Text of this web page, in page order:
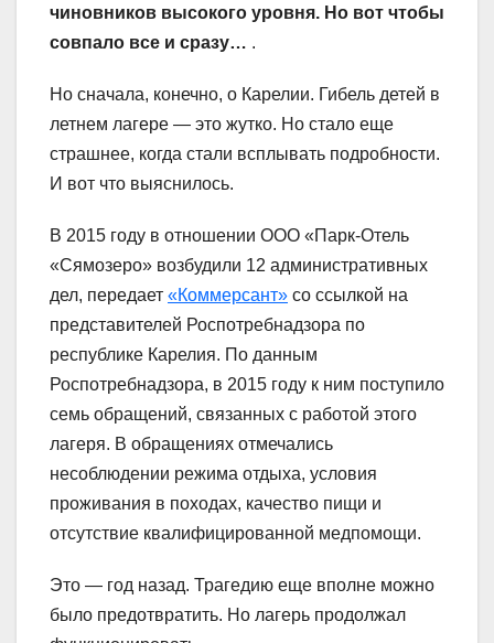
чиновников высокого уровня. Но вот чтобы
совпало все и сразу… .
Но сначала, конечно, о Карелии. Гибель детей в
летнем лагере — это жутко. Но стало еще
страшнее, когда стали всплывать подробности.
И вот что выяснилось.
В 2015 году в отношении ООО «Парк-Отель
«Сямозеро» возбудили 12 административных
дел, передает «Коммерсант» со ссылкой на
представителей Роспотребнадзора по
республике Карелия. По данным
Роспотребнадзора, в 2015 году к ним поступило
семь обращений, связанных с работой этого
лагеря. В обращениях отмечались
несоблюдении режима отдыха, условия
проживания в походах, качество пищи и
отсутствие квалифицированной медпомощи.
Это — год назад. Трагедию еще вполне можно
было предотвратить. Но лагерь продолжал